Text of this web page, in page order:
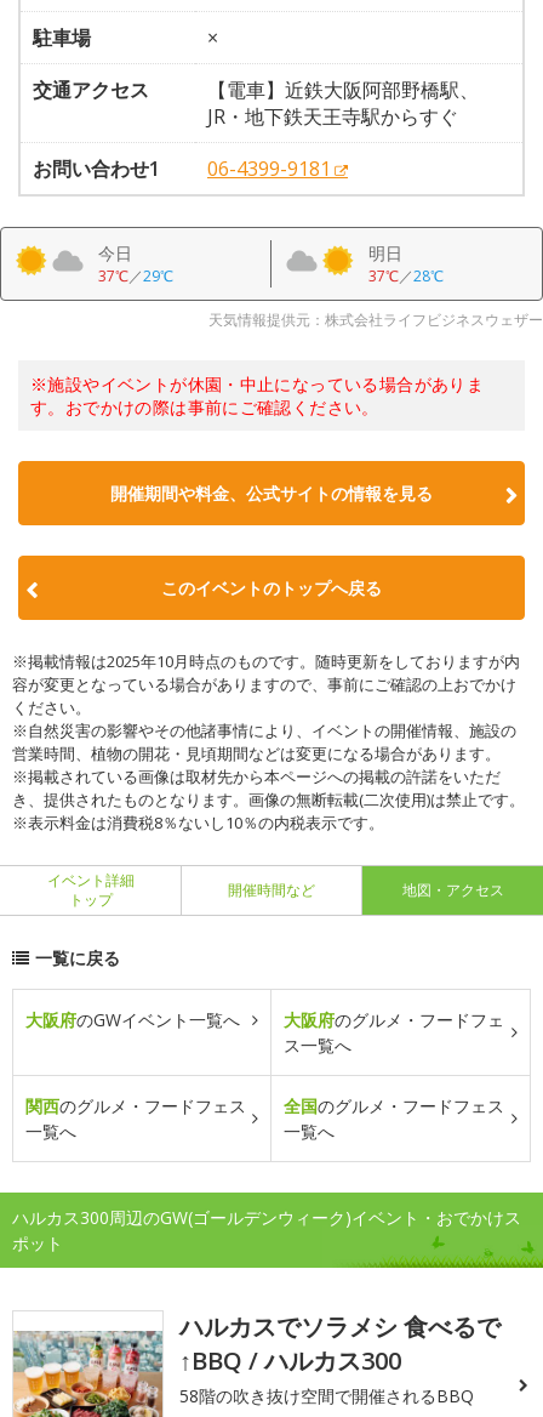
駐車場
×
交通アクセス
【電車】近鉄大阪阿部野橋駅、
JR・地下鉄天王寺駅からすぐ
お問い合わせ1
06-4399-9181
今日
37℃／29℃
明日
37℃／28℃
天気情報提供元：株式会社ライフビジネスウェザー
※施設やイベントが休園・中止になっている場合がありま
す。おでかけの際は事前にご確認ください。
開催期間や料金、公式サイトの情報を見る
このイベントのトップへ戻る
※掲載情報は2025年10月時点のものです。随時更新をしておりますが内
容が変更となっている場合がありますので、事前にご確認の上おでかけ
ください。
※自然災害の影響やその他諸事情により、イベントの開催情報、施設の
営業時間、植物の開花・見頃期間などは変更になる場合があります。
※掲載されている画像は取材先から本ページへの掲載の許諾をいただ
き、提供されたものとなります。画像の無断転載(二次使用)は禁止です。
※表示料金は消費税8％ないし10％の内税表示です。
イベント詳細
トップ
開催時間など 地図・アクセス
一覧に戻る
大阪府のGWイベント一覧へ 大阪府のグルメ・フードフェ
ス一覧へ
関西のグルメ・フードフェス
一覧へ
全国のグルメ・フードフェス
一覧へ
ハルカス300周辺のGW(ゴールデンウィーク)イベント・おでかけス
ポット
ハルカスでソラメシ 食べるで
↑BBQ / ハルカス300
58階の吹き抜け空間で開催されるBBQ